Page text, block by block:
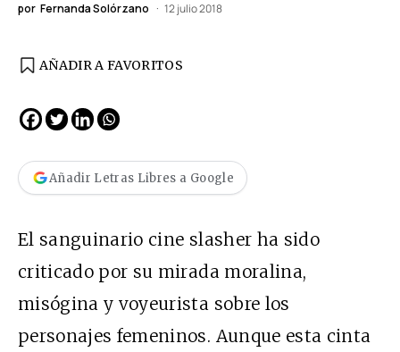
por Fernanda Solórzano 12 julio 2018
AÑADIR A FAVORITOS
Añadir Letras Libres a Google
El sanguinario cine slasher ha sido
criticado por su mirada moralina,
misógina y voyeurista sobre los
personajes femeninos. Aunque esta cinta